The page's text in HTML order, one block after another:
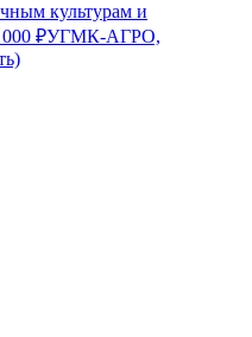
культурам и
₽УГМК-АГРО,